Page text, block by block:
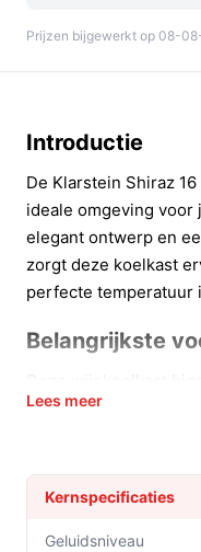
Prijzen bijgewerkt op 08-
Introductie
De Klarstein Shiraz
ideale omgeving
elegant ontwerp en
zorgt deze koelkast
perfecte temperatuur
Belangrijkste
altijd kunt genieten
temperatuur van
temperatuur
Elegant ontwerp:
Lees meer
Kernspecificaties
Geluidsniveau